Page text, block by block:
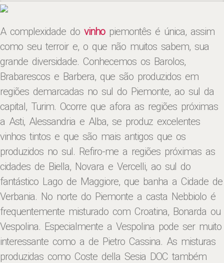
A complexidade do vinhopiemontês é única, assim
como seu terroir e, o que não muitos sabem, sua
grande diversidade. Conhecemos os Barolos,
Brabarescos e Barbera, que são produzidos em
regiões demarcadas no sul do Piemonte, ao sul da
capital, Turim. Ocorre que afora as regiões próximas
a Asti, Alessandria e Alba, se produz excelentes
vinhos tintos e que são mais antigos que os
produzidos no sul. Refiro-me a regiões próximas as
cidades de Biella, Novara e Vercelli, ao sul do
fantástico Lago de Maggiore, que banha a Cidade de
Verbania. No norte do Piemonte a casta Nebbiolo é
frequentemente misturado com Croatina, Bonarda ou
Vespolina. Especialmente a Vespolina pode ser muito
interessante como a de Pietro Cassina. As misturas
produzidas como Coste della Sesia DOC também